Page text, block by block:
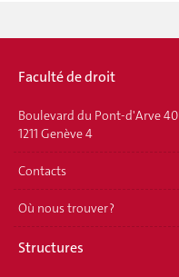
Faculté de droit
Boulevard du Pont-d'Arve 40
1211 Genève 4
Contacts
Où nous trouver ?
Structures